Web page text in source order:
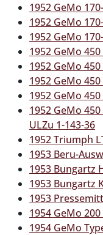
1952 GeMo
1952 GeMo
1952 GeMo
1952 GeMo
1952 GeMo
1952 GeMo 450
1952 GeMo
1952 GeMo
ULZu 1-143-36
1952 Triumph
1953 Beru-
1953 Bungartz
1953 Bungartz
1953
1954 GeMo
1954 GeMo